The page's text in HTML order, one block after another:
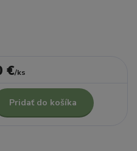
€/ks
Pridať do košíka